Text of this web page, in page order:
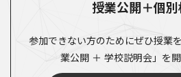
授業公開＋個
参加できない方のためにぜひ授業
業公開 ＋ 学校説明会」を開